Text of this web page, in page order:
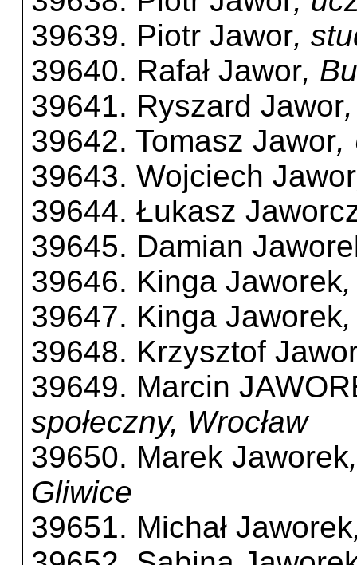
39639. Piotr Jawor,
39640. Rafał Jawor,
39641. Ryszard Jawor
39642. Tomasz Jawor,
39643. Wojciech Jawor
39644. Łukasz
39645. Damian
39646. Kinga Jaworek
39647. Kinga Jaworek
39648. Krzysztof
39649. Marcin
społeczny, Wrocław
39650. Marek Jaworek
Gliwice
39651. Michał Jaworek